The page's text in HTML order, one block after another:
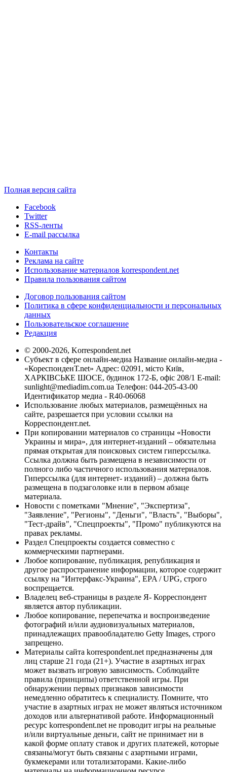
Полная версия сайта
Facebook
Twitter
RSS-ленты
E-mail рассылка
Контакты
Реклама на сайте
Использование материалов korrespondent.net
Правила пользования сайтом
Договор пользования сайтом
Политика в сфере конфиденциальности и персональных
данных
Пользовательское соглашение
Редакция
© 2000-2026, Korrespondent.net
Субъект в сфере онлайн-медиа Название онлайн-медиа -
«КореспонденТ.net» Адрес: 02091, місто Київ,
ХАРКІВСЬКЕ ШОСЕ, будинок 172-Б, офіс 208/1 E-mail:
sunlight@mediadim.com.ua Телефон: 044-205-43-00
Идентификатор медиа - R40-06068
Использование любых материалов, размещённых на
сайте, разрешается при условии ссылки на
Корреспондент.net.
При копировании материалов со страницы «Новости
Украины и мира», для интернет-изданий – обязательна
прямая открытая для поисковых систем гиперссылка.
Ссылка должна быть размещена в независимости от
полного либо частичного использования материалов.
Гиперссылка (для интернет- изданий) – должна быть
размещена в подзаголовке или в первом абзаце
материала.
Новости с пометками "Мнение", "Экспертиза",
"Заявление", "Регионы", "Деньги", "Власть", "Выборы",
"Тест-драйв", "Спецпроекты", "Промо" публикуются на
правах рекламы.
Раздел Спецпроекты создается совместно с
коммерческими партнерами.
Любое копирование, публикация, републикация и
другое распространение информации, которое содержит
ссылку на "Интерфакс-Украина", EPA / UPG, строго
воспрещается.
Владелец веб-страницы в разделе Я- Корреспондент
является автор публикации.
Любое копирование, перепечатка и воспроизведение
фотографий и/или аудиовизуальных материалов,
принадлежащих правообладателю Getty Images, строго
запрещено.
Материалы сайта korrespondent.net предназначены для
лиц старше 21 года (21+). Участие в азартных играх
может вызвать игровую зависимость. Соблюдайте
правила (принципы) ответственной игры. При
обнаружении первых признаков зависимости
немедленно обратитесь к специалисту. Помните, что
участие в азартных играх не может являться источником
доходов или альтернативой работе. Информационный
ресурс korrespondent.net не проводит игры на реальные
и/или виртуальные деньги, сайт не принимает ни в
какой форме оплату ставок и других платежей, которые
связаны/могут быть связаны с азартными играми,
букмекерами или тотализаторами. Какие-либо